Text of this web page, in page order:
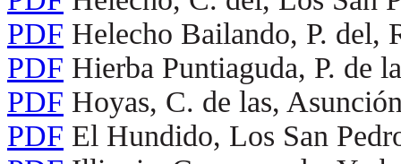
PDF Helecho Bailando, P. del,
PDF Hierba Puntiaguda, P. de
PDF Hoyas, C. de las,
PDF El Hundido, Los San